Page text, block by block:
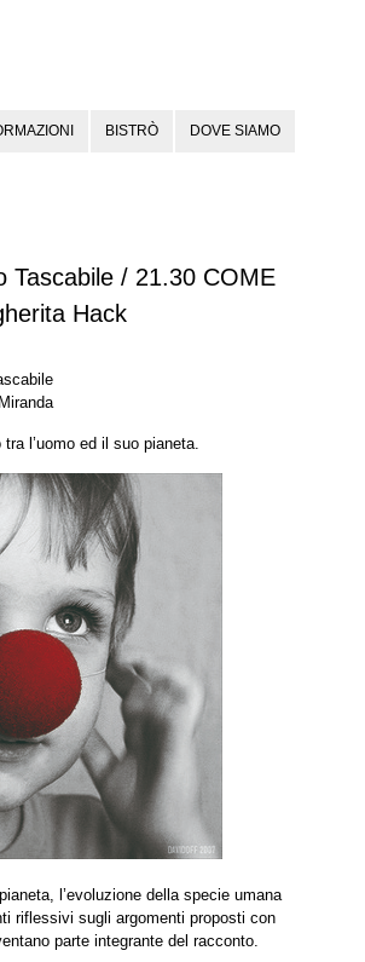
BISTRÒ DOVE SIAMO
Tascabile / 21.30 COME
Hack
l’uomo ed il suo pianeta.
l’evoluzione della specie umana
riflessivi sugli argomenti proposti con
parte integrante del racconto.